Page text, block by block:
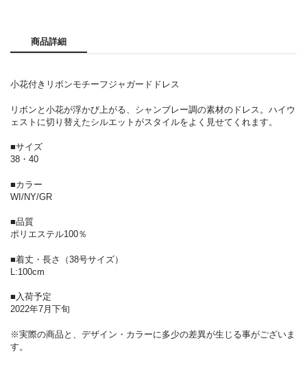
商品詳細
小花付きリボンモチーフジャガードドレス
リボンと小花が浮かび上がる、シャンブレー調の素材のドレス。ハイウ
ェストに切り替えたシルエットがスタイルをよく見せてくれます。
■サイズ
38・40
■カラー
WI/NY/GR
■品質
ポリエステル100％
■着丈・長さ（38号サイズ）
L:100cm
■入荷予定
2022年7月下旬
※実際の商品と、デザイン・カラーに多少の差異が生じる事がございま
す。